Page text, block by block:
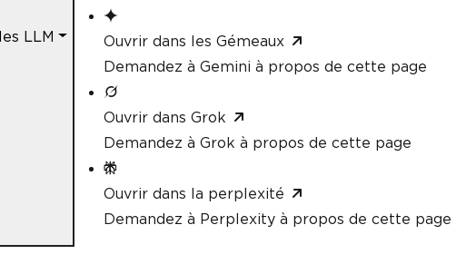
LLM
Ouvrir dans les Gémeaux
Demandez à Gemini à propos de cette page
Ouvrir dans Grok
Demandez à Grok à propos de cette page
Ouvrir dans la perplexité
Demandez à Perplexity à propos de cette page